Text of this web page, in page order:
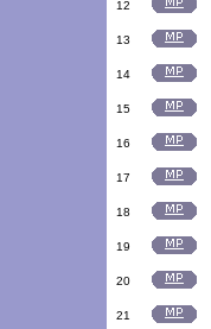
12
13
14
15
16
17
18
19
20
21